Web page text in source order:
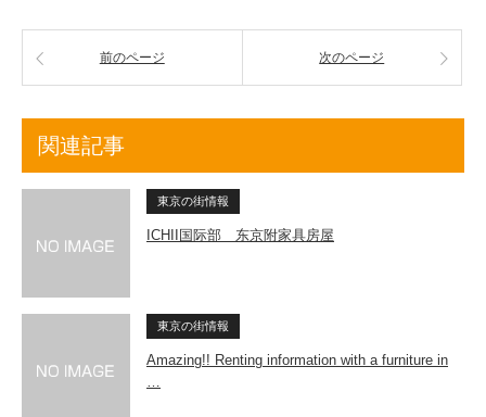
前のページ 次のページ
関連記事
東京の街情報
ICHII国际部 东京附家具房屋
東京の街情報
Amazing!! Renting information with a furniture in
…